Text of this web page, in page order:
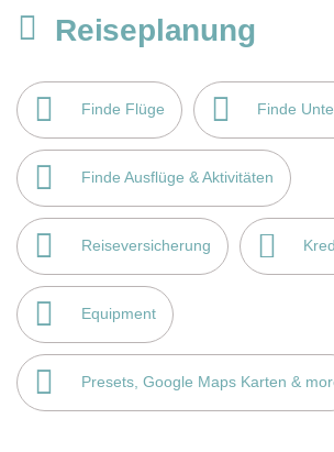
Reiseplanung
Finde Flüge Finde
Finde Ausflüge & Aktivitäten
Reiseversicherung
Equipment
Presets, Google Maps Karten &